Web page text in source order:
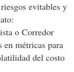
evitables y
o Corredor
en métricas para
del costo